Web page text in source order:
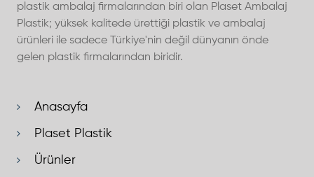
plastik ambalaj firmalarından biri olan Plaset Ambalaj
Plastik; yüksek kalitede ürettiği plastik ve ambalaj
ürünleri ile sadece Türkiye'nin değil dünyanın önde
gelen plastik firmalarından biridir.
Anasayfa
Plaset Plastik
Ürünler